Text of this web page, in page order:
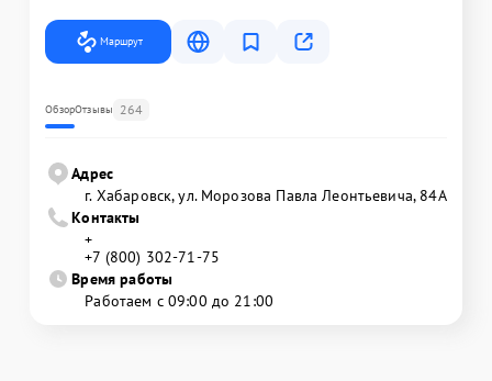
Маршрут
ОбзорОтзывы 264
Адрес
г. Хабаровск, ул. Морозова Павла Леонтьевича, 84А
Контакты
+
+7 (800) 302-71-75
Время работы
Работаем с 09:00 до 21:00